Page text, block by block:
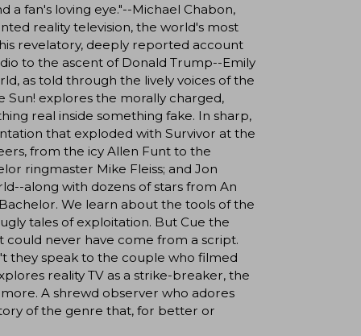
a fan's loving eye."--Michael Chabon,
reality television, the world's most
revelatory, deeply reported account
to the ascent of Donald Trump--Emily
as told through the lively voices of the
explores the morally charged,
real inside something fake. In sharp,
that exploded with Survivor at the
from the icy Allen Funt to the
ringmaster Mike Fleiss; and Jon
along with dozens of stars from An
We learn about the tools of the
tales of exploitation. But Cue the
could never have come from a script.
they speak to the couple who filmed
reality TV as a strike-breaker, the
A shrewd observer who adores
of the genre that, for better or